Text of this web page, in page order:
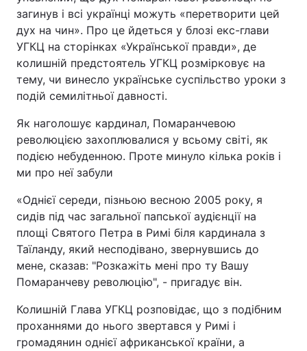
загинув і всі українці можуть «перетворити цей
дух на чин». Про це йдеться у блозі екс-глави
УГКЦ на сторінках «Української правди», де
колишній предстоятель УГКЦ розмірковує на
тему, чи винесло українське суспільство уроки з
подій семилітньої давності.
Як наголошує кардинал, Помаранчевою
революцією захоплювалися у всьому світі, як
подією небуденною. Проте минуло кілька років і
ми про неї забули
«Однієї середи, пізньою весною 2005 року, я
сидів під час загальної папської аудієнції на
площі Святого Петра в Римі біля кардинала з
Таїланду, який несподівано, звернувшись до
мене, сказав: "Розкажіть мені про ту Вашу
Помаранчеву революцію", - пригадує він.
Колишній Глава УГКЦ розповідає, що з подібним
проханнями до нього звертався у Римі і
громадянин однієї африканської країни, а